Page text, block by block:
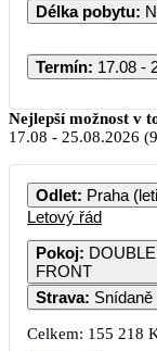
Délka pobytu:
Termín: 17.08 -
PO ÚT
3 4
10 11
Nejlepší možnost v
17.08 - 25.08.2026
Odlet: Praha
Letový řád
Pokoj:
FRONT
Strava: Snídaně
Celkem: 155 218